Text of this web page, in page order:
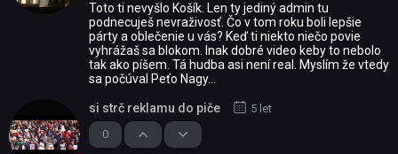
Toto ti nevyšlo Košík. Len ty jediný admin tu
podnecuješ nevraživosť. Čo v tom roku boli lepšie
párty a oblečenie u vás? Keď ti niekto niečo povie
vyhrážaš sa blokom. Inak dobré video keby to nebolo
tak ako píšem. Tá hudba asi není real. Myslím že vtedy
sa počúval Peťo Nagy...
0
si strč reklamu do piče 5 let